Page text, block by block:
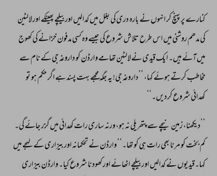
کنارے پر پہنچ کر انہوں نے بارہ دری کی بغل میں کدالیں اور بیلچے پھینکے اور لالٹین
کی مدھم روشنی میں اس طرح تلاش شروع کی جیسے وہ کسی مدفون خزانے کی کھوج
میں آئے ہیں۔ ایک قیدی نے لالٹین تھامے وارڈن کو داروغہ جی کے نام سے
مخاطب کرتے ہوئے کہا، ’’داروغہ جی! یہ جگہ مجھے بہت پسند ہے اگر حکم ہو تو
کھدائی شروع کردیں۔‘‘
’’دیکھنا، زمین نیچے سے پتھریلی نہ ہو، ورنہ ساری رات کھدائی میں گزر جائے گی۔
کم بخت کو مرنا بھی رات ہی کو تھا۔‘‘ وارڈن نے تحکمانہ اور بیزاری کے لہجے میں
کہا۔قیدیوں نے کدالیں اور بیلچے اٹھائے اور کھودنا شروع کیا۔ وارڈن بیزاری